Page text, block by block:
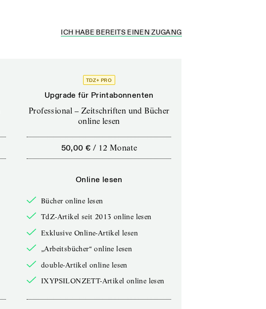
ICH HABE BEREITS EINEN ZUGANG
TDZ+ PRO
Upgrade für Printabonnenten
Professional – Zeitschriften und Bücher
online lesen
50,00 € / 12 Monate
Online lesen
Bücher online lesen
TdZ-Artikel seit 2013 online lesen
Exklusive Online-Artikel lesen
„Arbeitsbücher“ online lesen
double-Artikel online lesen
IXYPSILONZETT-Artikel online lesen